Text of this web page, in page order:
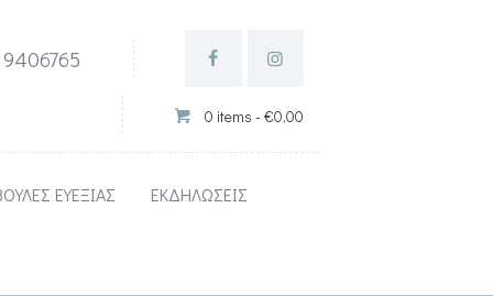
0 items - €0,00
ΕΥΕΞΙΑΣ ΕΚΔΗΛΩΣΕΙΣ